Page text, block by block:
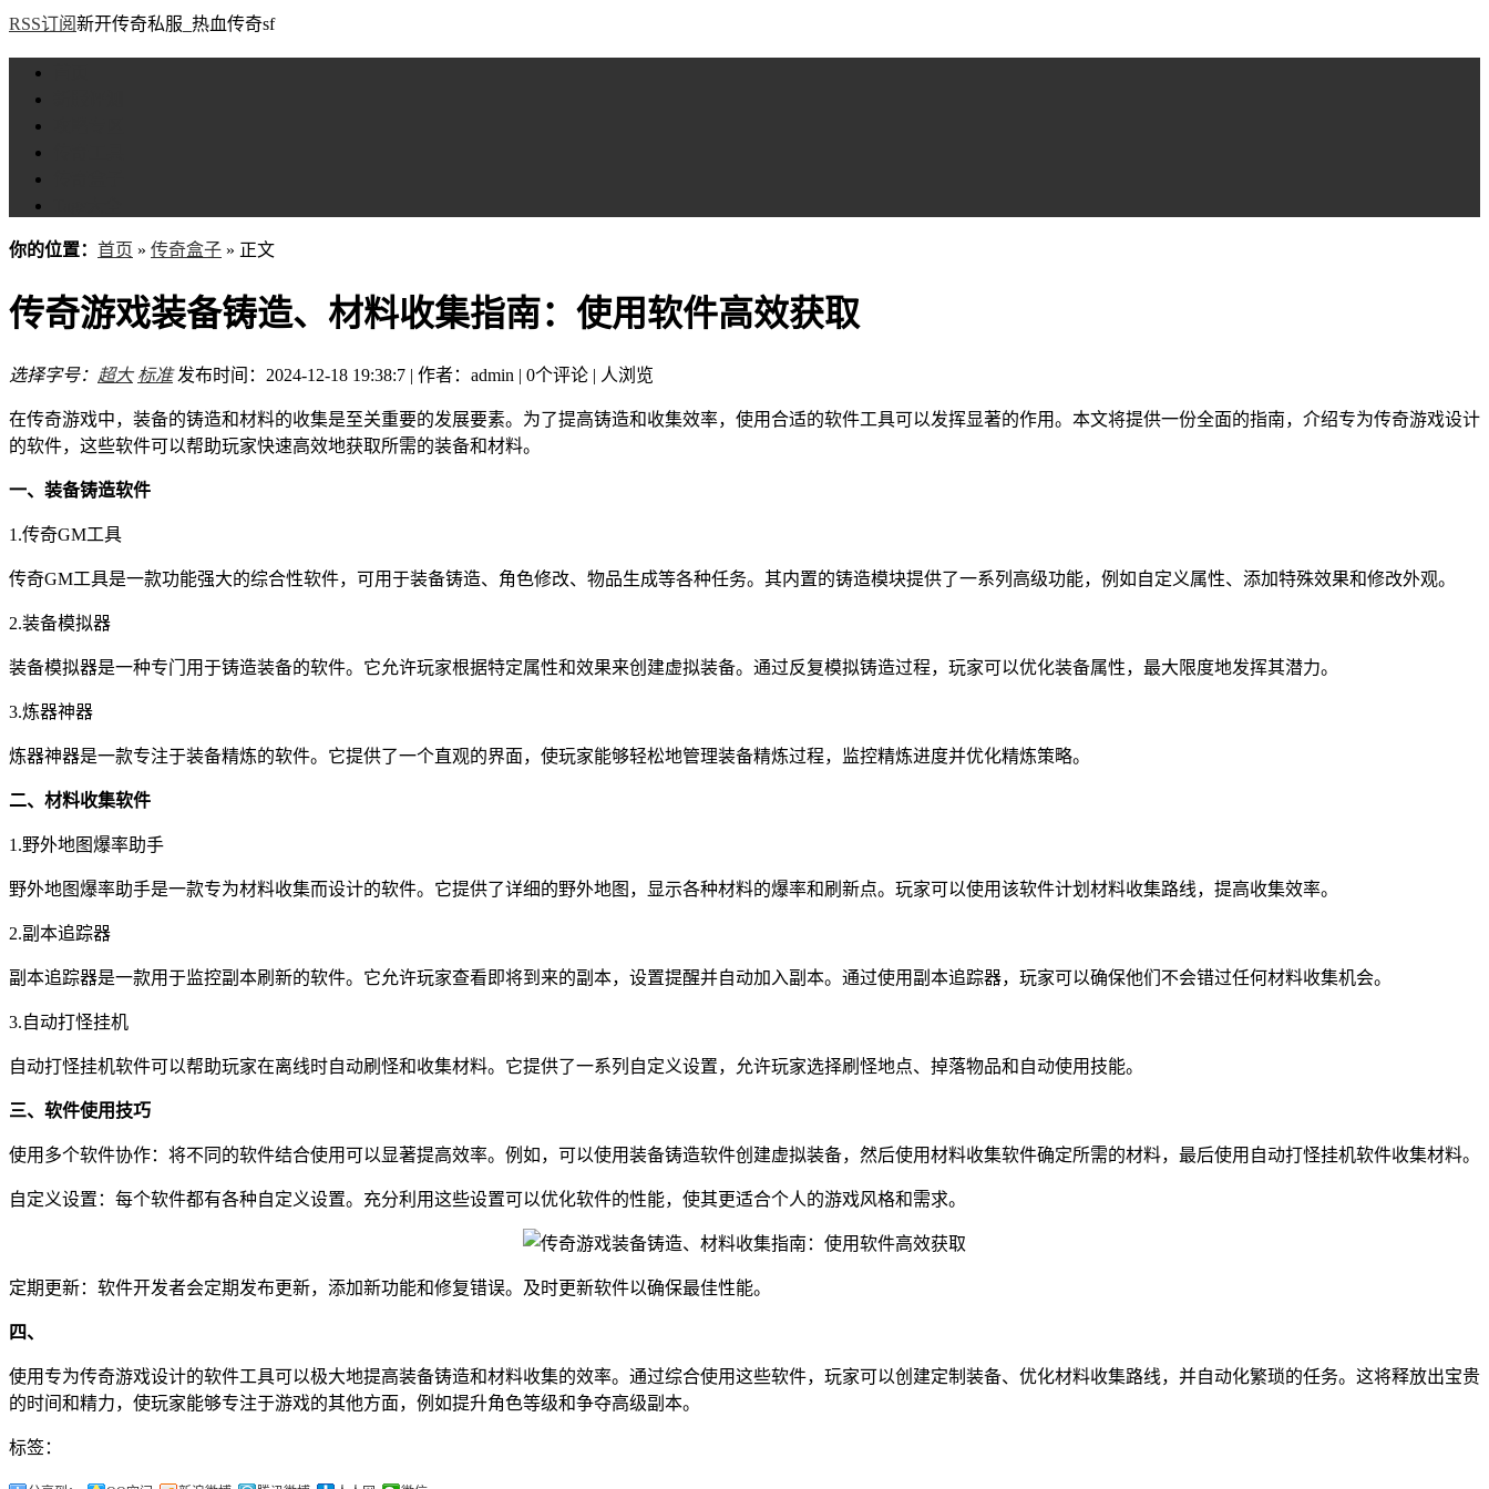
RSS订阅新开传奇私服_热血传奇sf
你的位置： 首页 » 传奇盒子 » 正文
传奇游戏装备铸造、材料收集指南：使用软件高效获取
选择字号： 超大 标准 发布时间：2024-12-18 19:38:7 | 作者：admin | 0个评论 | 人浏览
在传奇游戏中，装备的铸造和材料的收集是至关重要的发展要素。为了提高铸造和收集效率，使用合适的软件工具可以发挥显著的作用。本文将提供一份全面的指南，介绍专为传奇游戏设计
的软件，这些软件可以帮助玩家快速高效地获取所需的装备和材料。
一、装备铸造软件
1.传奇GM工具
传奇GM工具是一款功能强大的综合性软件，可用于装备铸造、角色修改、物品生成等各种任务。其内置的铸造模块提供了一系列高级功能，例如自定义属性、添加特殊效果和修改外观。
2.装备模拟器
装备模拟器是一种专门用于铸造装备的软件。它允许玩家根据特定属性和效果来创建虚拟装备。通过反复模拟铸造过程，玩家可以优化装备属性，最大限度地发挥其潜力。
3.炼器神器
炼器神器是一款专注于装备精炼的软件。它提供了一个直观的界面，使玩家能够轻松地管理装备精炼过程，监控精炼进度并优化精炼策略。
二、材料收集软件
1.野外地图爆率助手
野外地图爆率助手是一款专为材料收集而设计的软件。它提供了详细的野外地图，显示各种材料的爆率和刷新点。玩家可以使用该软件计划材料收集路线，提高收集效率。
2.副本追踪器
副本追踪器是一款用于监控副本刷新的软件。它允许玩家查看即将到来的副本，设置提醒并自动加入副本。通过使用副本追踪器，玩家可以确保他们不会错过任何材料收集机会。
3.自动打怪挂机
自动打怪挂机软件可以帮助玩家在离线时自动刷怪和收集材料。它提供了一系列自定义设置，允许玩家选择刷怪地点、掉落物品和自动使用技能。
三、软件使用技巧
使用多个软件协作：将不同的软件结合使用可以显著提高效率。例如，可以使用装备铸造软件创建虚拟装备，然后使用材料收集软件确定所需的材料，最后使用自动打怪挂机软件收集材料。
自定义设置：每个软件都有各种自定义设置。充分利用这些设置可以优化软件的性能，使其更适合个人的游戏风格和需求。
定期更新：软件开发者会定期发布更新，添加新功能和修复错误。及时更新软件以确保最佳性能。
四、
使用专为传奇游戏设计的软件工具可以极大地提高装备铸造和材料收集的效率。通过综合使用这些软件，玩家可以创建定制装备、优化材料收集路线，并自动化繁琐的任务。这将释放出宝贵
的时间和精力，使玩家能够专注于游戏的其他方面，例如提升角色等级和争夺高级副本。
标签：